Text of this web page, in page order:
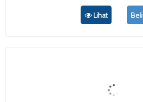
Lihat
Beli